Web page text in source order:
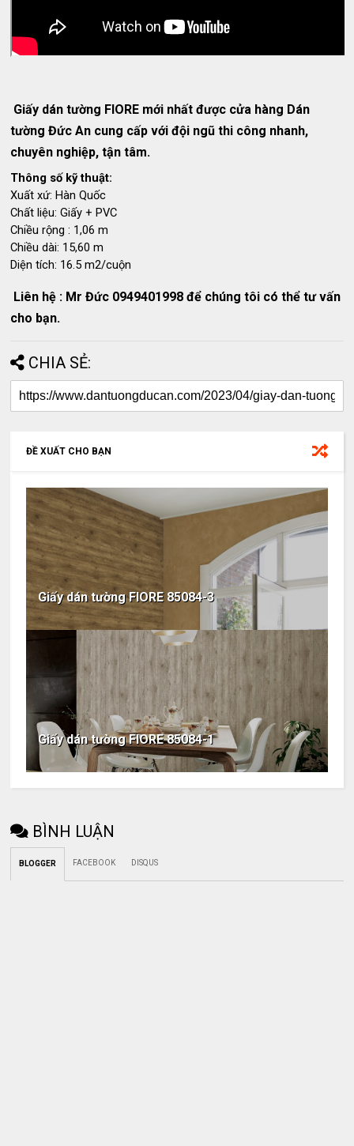
Giấy dán tường FIORE mới nhất được cửa hàng Dán
tường Đức An cung cấp với đội ngũ thi công nhanh,
chuyên nghiệp, tận tâm.
Thông số kỹ thuật:
Xuất xứ: Hàn Quốc
Chất liệu: Giấy + PVC
Chiều rộng : 1,06 m
Chiều dài: 15,60 m
Diện tích: 16.5 m2/cuộn
Liên hệ : Mr Đức 0949401998 để chúng tôi có thể tư vấn
cho bạn.
CHIA SẺ:
ĐỀ XUẤT CHO BẠN
Giấy dán tường FIORE 85084-3
Giấy dán tường FIORE 85084-1
BÌNH LUẬN
BLOGGER FACEBOOK DISQUS